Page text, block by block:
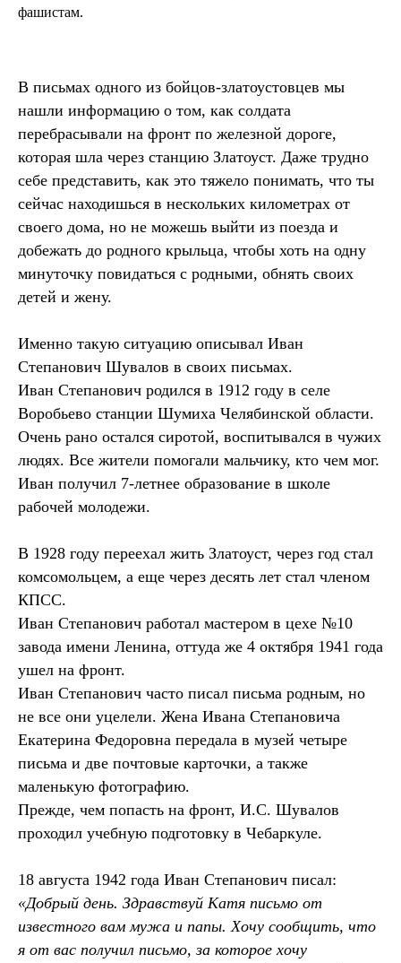
фашистам.
В письмах одного из бойцов-златоустовцев мы
нашли информацию о том, как солдата
перебрасывали на фронт по железной дороге,
которая шла через станцию Златоуст. Даже трудно
себе представить, как это тяжело понимать, что ты
сейчас находишься в нескольких километрах от
своего дома, но не можешь выйти из поезда и
добежать до родного крыльца, чтобы хоть на одну
минуточку повидаться с родными, обнять своих
детей и жену.
Именно такую ситуацию описывал Иван
Степанович Шувалов в своих письмах.
Иван Степанович родился в 1912 году в селе
Воробьево станции Шумиха Челябинской области.
Очень рано остался сиротой, воспитывался в чужих
людях. Все жители помогали мальчику, кто чем мог.
Иван получил 7-летнее образование в школе
рабочей молодежи.
В 1928 году переехал жить Златоуст, через год стал
комсомольцем, а еще через десять лет стал членом
КПСС.
Иван Степанович работал мастером в цехе №10
завода имени Ленина, оттуда же 4 октября 1941 года
ушел на фронт.
Иван Степанович часто писал письма родным, но
не все они уцелели. Жена Ивана Степановича
Екатерина Федоровна передала в музей четыре
письма и две почтовые карточки, а также
маленькую фотографию.
Прежде, чем попасть на фронт, И.С. Шувалов
проходил учебную подготовку в Чебаркуле.
18 августа 1942 года Иван Степанович писал:
«Добрый день. Здравствуй Катя письмо от
известного вам мужа и папы. Хочу сообщить, что
я от вас получил письмо, за которое хочу